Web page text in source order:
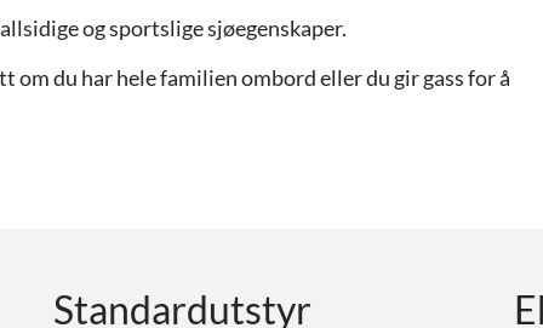
og sportslige sjøegenskaper.
du har hele familien ombord eller du gir gass for å
Standardutstyr